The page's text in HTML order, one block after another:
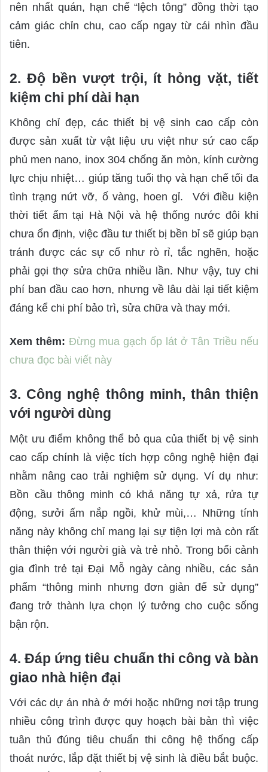
nên nhất quán, hạn chế “lệch tông” đồng thời tạo
cảm giác chỉn chu, cao cấp ngay từ cái nhìn đầu
tiên.
2. Độ bền vượt trội, ít hỏng vặt, tiết
kiệm chi phí dài hạn
Không chỉ đẹp, các thiết bị vệ sinh cao cấp còn
được sản xuất từ vật liệu ưu việt như sứ cao cấp
phủ men nano, inox 304 chống ăn mòn, kính cường
lực chịu nhiệt… giúp tăng tuổi thọ và hạn chế tối đa
tình trạng nứt vỡ, ố vàng, hoen gỉ. Với điều kiện
thời tiết ẩm tại Hà Nội và hệ thống nước đôi khi
chưa ổn định, việc đầu tư thiết bị bền bỉ sẽ giúp bạn
tránh được các sự cố như rò rỉ, tắc nghẽn, hoặc
phải gọi thợ sửa chữa nhiều lần. Như vậy, tuy chi
phí ban đầu cao hơn, nhưng về lâu dài lại tiết kiệm
đáng kể chi phí bảo trì, sửa chữa và thay mới.
Xem thêm: Đừng mua gạch ốp lát ở Tân Triều nếu
chưa đọc bài viết này
3. Công nghệ thông minh, thân thiện
với người dùng
Một ưu điểm không thể bỏ qua của thiết bị vệ sinh
cao cấp chính là việc tích hợp công nghệ hiện đại
nhằm nâng cao trải nghiệm sử dụng. Ví dụ như:
Bồn cầu thông minh có khả năng tự xả, rửa tự
động, sưởi ấm nắp ngồi, khử mùi,… Những tính
năng này không chỉ mang lại sự tiện lợi mà còn rất
thân thiện với người già và trẻ nhỏ. Trong bối cảnh
gia đình trẻ tại Đại Mỗ ngày càng nhiều, các sản
phẩm “thông minh nhưng đơn giản để sử dụng”
đang trở thành lựa chọn lý tưởng cho cuộc sống
bận rộn.
4. Đáp ứng tiêu chuẩn thi công và bàn
giao nhà hiện đại
Với các dự án nhà ở mới hoặc những nơi tập trung
nhiều công trình được quy hoạch bài bản thì việc
tuân thủ đúng tiêu chuẩn thi công hệ thống cấp
thoát nước, lắp đặt thiết bị vệ sinh là điều bắt buộc.